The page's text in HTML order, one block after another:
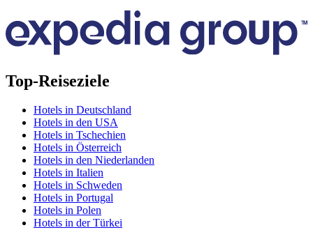
Top-Reiseziele
Hotels in Deutschland
Hotels in den USA
Hotels in Tschechien
Hotels in Österreich
Hotels in den Niederlanden
Hotels in Italien
Hotels in Schweden
Hotels in Portugal
Hotels in Polen
Hotels in der Türkei